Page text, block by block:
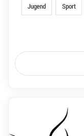
Jugend Sport